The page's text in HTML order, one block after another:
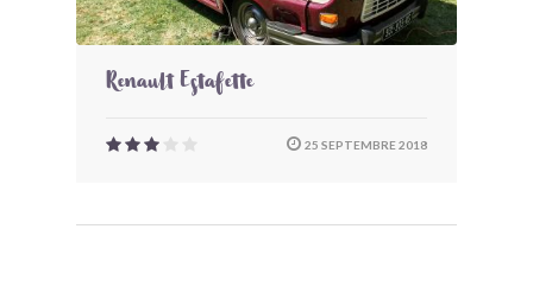
Renault Estafette
25 SEPTEMBRE 2018